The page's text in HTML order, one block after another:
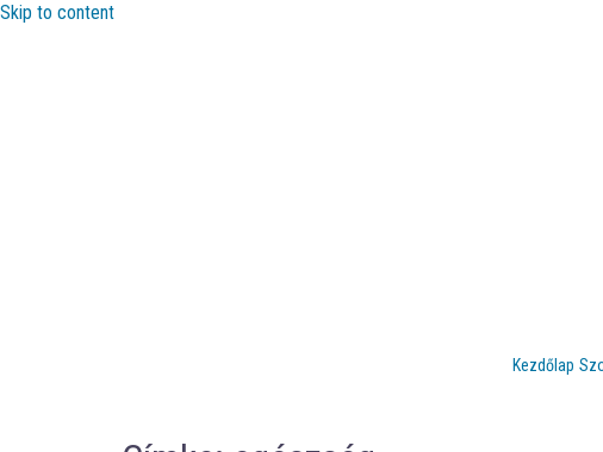
Skip to content
Kezdőlap